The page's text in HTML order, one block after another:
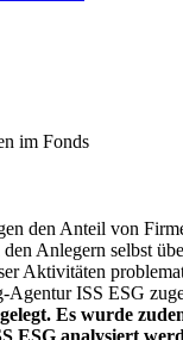
im Fonds
den Anteil von
Anlegern selbst
Aktivitäten
Agentur ISS ESG
Es wurde
ESG analysiert